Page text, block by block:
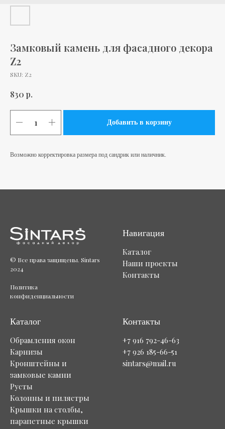
Замковый камень для фасадного декора
Z2
SKU: Z2
830 р.
Добавить в корзину
Возможно корректировка размера под сандрик или наличник.
© Все права защищены. Sintars
2024
Политика
конфиденциальности
Навигация
Каталог
Наши проекты
Контакты
Каталог
Обрамления окон
Карнизы
Кронштейны и
замковые камни
Русты
Колонны и пилястры
Крышки на столбы,
парапетные крышки
Контакты
+7 916 792-46-63
+7 926 185-66-51
sintars@mail.ru